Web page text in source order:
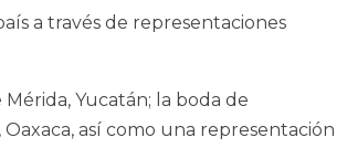
a través de representaciones
Yucatán; la boda de
así como una representación